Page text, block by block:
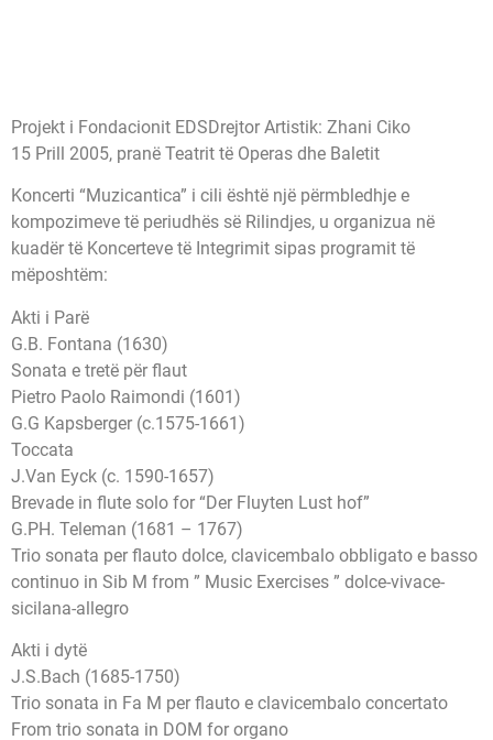
Projekt i Fondacionit EDSDrejtor Artistik: Zhani Ciko
15 Prill 2005, pranë Teatrit të Operas dhe Baletit
Koncerti “Muzicantica” i cili është një përmbledhje e
kompozimeve të periudhës së Rilindjes, u organizua në
kuadër të Koncerteve të Integrimit sipas programit të
mëposhtëm:
Akti i Parë
G.B. Fontana (1630)
Sonata e tretë për flaut
Pietro Paolo Raimondi (1601)
G.G Kapsberger (c.1575-1661)
Toccata
J.Van Eyck (c. 1590-1657)
Brevade in flute solo for “Der Fluyten Lust hof”
G.PH. Teleman (1681 – 1767)
Trio sonata per flauto dolce, clavicembalo obbligato e basso
continuo in Sib M from ” Music Exercises ” dolce-vivace-
sicilana-allegro
Akti i dytë
J.S.Bach (1685-1750)
Trio sonata in Fa M per flauto e clavicembalo concertato
From trio sonata in DOM for organo